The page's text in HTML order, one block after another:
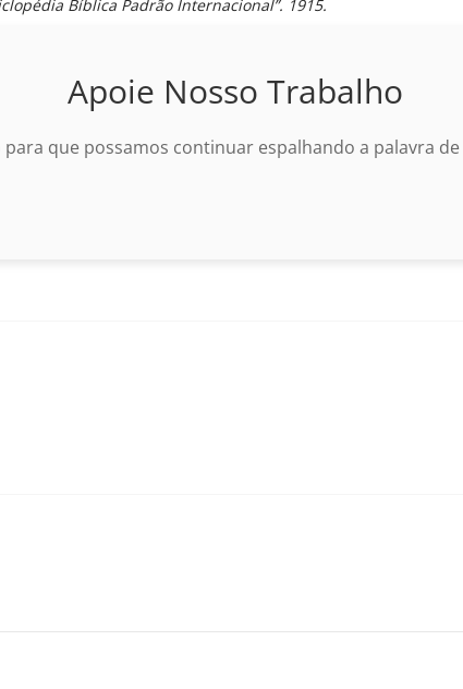
Bíblica Padrão Internacional”. 1915.
Apoie Nosso Trabalho
que possamos continuar espalhando a palavra